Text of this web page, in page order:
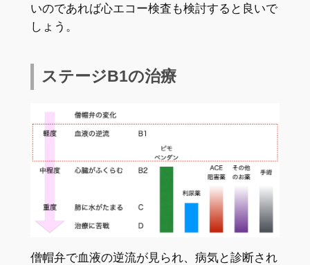
いのであれば心エコー検査も検討すると良いで
しょう。
ステージB1の治療
僧帽弁で血液の逆流が見られ、病気と診断され